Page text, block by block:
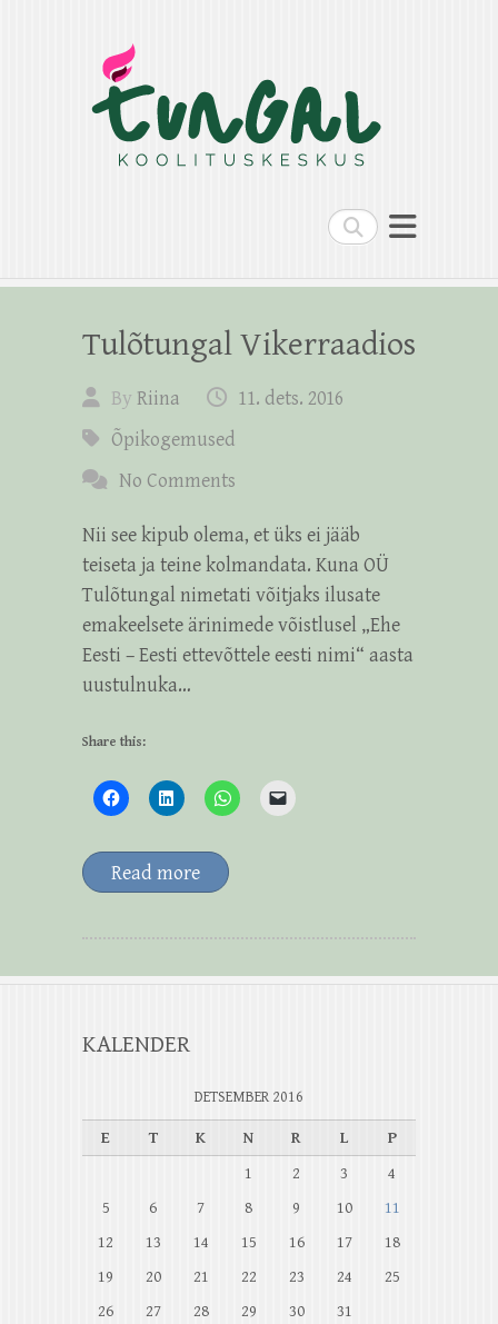
Search
Tulõtungal Vikerraadios
By Riina
11. dets. 2016
Õpikogemused
No Comments
Nii see kipub olema, et üks ei jääb
teiseta ja teine kolmandata. Kuna OÜ
Tulõtungal nimetati võitjaks ilusate
emakeelsete ärinimede võistlusel „Ehe
Eesti – Eesti ettevõttele eesti nimi“ aasta
uustulnuka…
Share this:
Read more
KALENDER
DETSEMBER 2016
E T K N R L
P
1
2 3
4
5
6 7 8 9 10
11
12
13 14 15 16 17
18
19
20 21 22 23 24
25
26
27 28 29 30 31